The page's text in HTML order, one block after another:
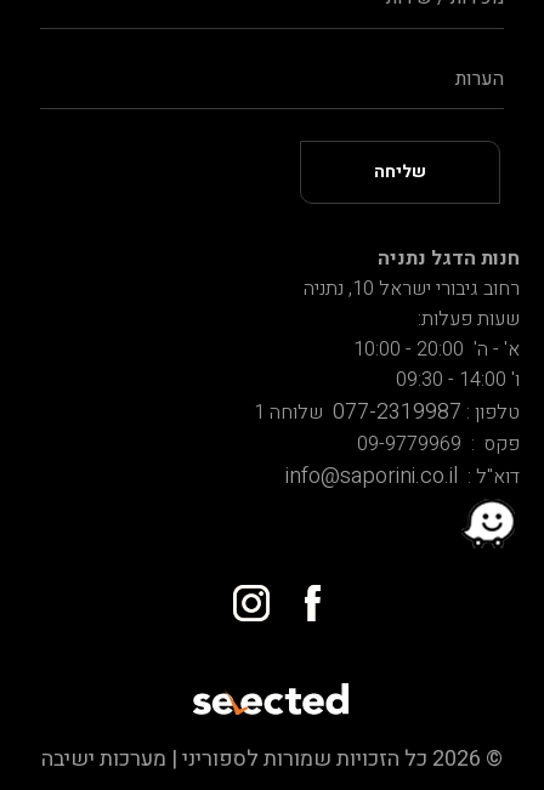
חנות הדגל נתניה
רחוב גיבורי ישראל 10, נתניה
שעות פעלות:
א' - ה' 20:00 - 10:00
ו' 14:00 - 09:30
טלפון : 077-2319987 שלוחה 1
פקס : 09-9779969
דוא"ל : info@saporini.co.il
© 2026 כל הזכויות שמורות לספוריני | מערכות ישיבה